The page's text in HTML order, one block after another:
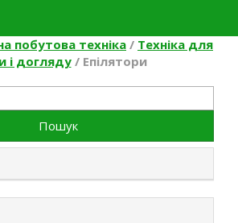
побутова техніка / Техніка для
і догляду / Епілятори
Пошук